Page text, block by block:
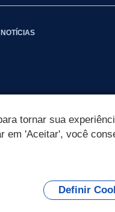
NOTÍCIAS
tornar sua
em 'Aceitar', você
Definir